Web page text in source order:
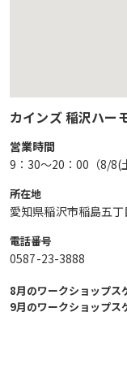
カインズ 稲沢ハー
営業時間
9：30～20：00（8/8(
所在地
愛知県稲沢市稲島五
電話番号
0587-23-3888
8月のワークショップス
9月のワークショップス